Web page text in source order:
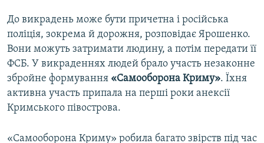
До викрадень може бути причетна і російська
поліція, зокрема й дорожня, розповідає Ярошенко.
Вони можуть затримати людину, а потім передати її
ФСБ. У викраденнях людей брало участь незаконне
збройне формування «Самооборона Криму». Їхня
активна участь припала на перші роки анексії
Кримського півострова.
«Самооборона Криму» робила багато звірств під час